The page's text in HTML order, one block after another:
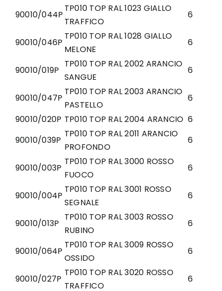
90010/044P
TP010 TOP RAL 1023 GIALLO
TRAFFICO
6
90010/046P
TP010 TOP RAL 1028 GIALLO
MELONE
6
90010/019P
TP010 TOP RAL 2002 ARANCIO
SANGUE
6
90010/047P
TP010 TOP RAL 2003 ARANCIO
PASTELLO
6
90010/020P TP010 TOP RAL 2004 ARANCIO 6
90010/039P
TP010 TOP RAL 2011 ARANCIO
PROFONDO
6
90010/003P
TP010 TOP RAL 3000 ROSSO
FUOCO
6
90010/004P
TP010 TOP RAL 3001 ROSSO
SEGNALE
6
90010/013P
TP010 TOP RAL 3003 ROSSO
RUBINO
6
90010/064P
TP010 TOP RAL 3009 ROSSO
OSSIDO
6
90010/027P
TP010 TOP RAL 3020 ROSSO
TRAFFICO
6